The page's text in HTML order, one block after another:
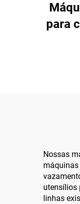
para
Nossas
utensílios
linhas